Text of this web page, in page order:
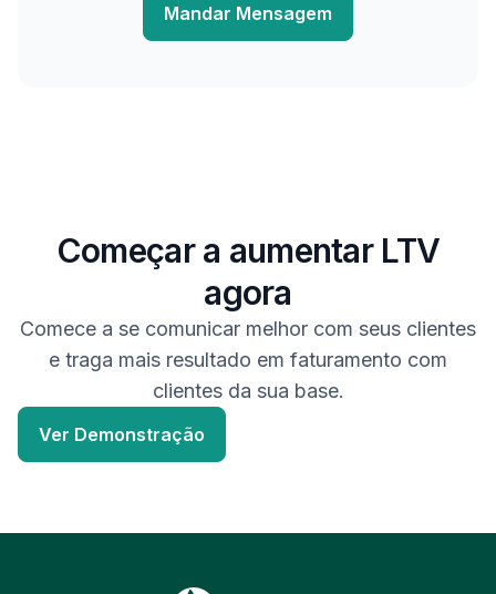
Mandar Mensagem
Começar a aumentar LTV
agora
Comece a se comunicar melhor com seus clientes
e traga mais resultado em faturamento com
clientes da sua base.
Ver Demonstração